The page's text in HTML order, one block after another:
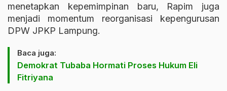
menetapkan kepemimpinan baru, Rapim juga
menjadi momentum reorganisasi kepengurusan
DPW JPKP Lampung.
Baca juga:
Demokrat Tubaba Hormati Proses Hukum Eli
Fitriyana